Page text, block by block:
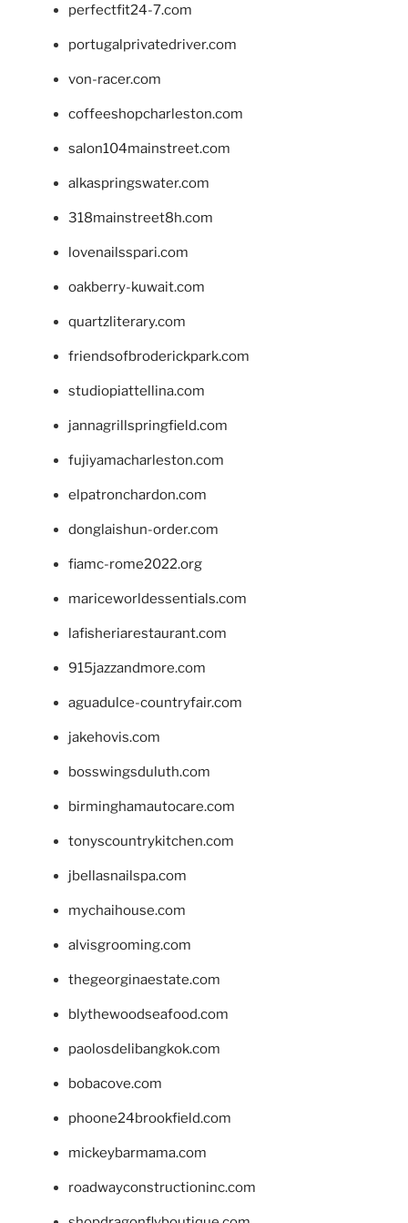
perfectfit24-7.com
portugalprivatedriver.com
von-racer.com
coffeeshopcharleston.com
salon104mainstreet.com
alkaspringswater.com
318mainstreet8h.com
lovenailsspari.com
oakberry-kuwait.com
quartzliterary.com
friendsofbroderickpark.com
studiopiattellina.com
jannagrillspringfield.com
fujiyamacharleston.com
elpatronchardon.com
donglaishun-order.com
fiamc-rome2022.org
mariceworldessentials.com
lafisheriarestaurant.com
915jazzandmore.com
aguadulce-countryfair.com
jakehovis.com
bosswingsduluth.com
birminghamautocare.com
tonyscountrykitchen.com
jbellasnailspa.com
mychaihouse.com
alvisgrooming.com
thegeorginaestate.com
blythewoodseafood.com
paolosdelibangkok.com
bobacove.com
phoone24brookfield.com
mickeybarmama.com
roadwayconstructioninc.com